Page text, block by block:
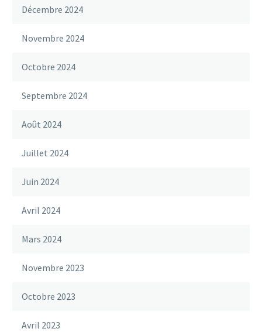
Décembre 2024
Novembre 2024
Octobre 2024
Septembre 2024
Août 2024
Juillet 2024
Juin 2024
Avril 2024
Mars 2024
Novembre 2023
Octobre 2023
Avril 2023